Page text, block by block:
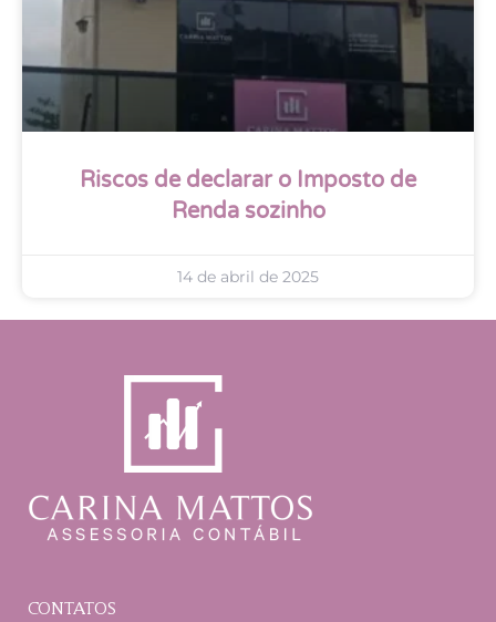
Riscos de declarar o Imposto de
Renda sozinho
14 de abril de 2025
CONTATOS